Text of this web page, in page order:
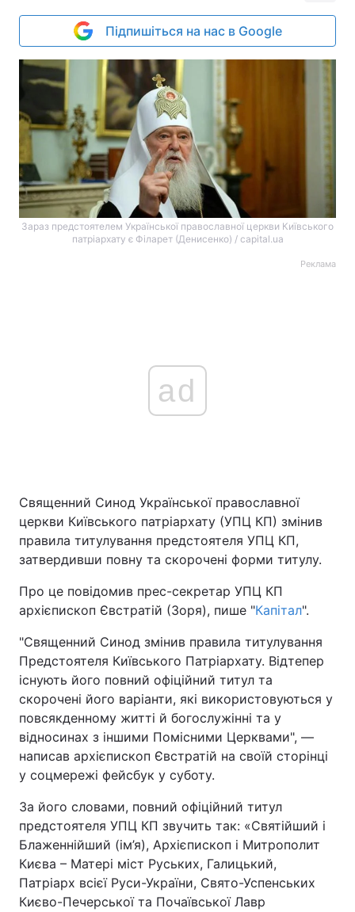
Підпишіться на нас в Google
Зараз предстоятелем Української православної церкви Київського
патріархату є Філарет (Денисенко) / capital.ua
Реклама
ad
Священний Синод Української православної
церкви Київського патріархату (УПЦ КП) змінив
правила титулування предстоятеля УПЦ КП,
затвердивши повну та скорочені форми титулу.
Про це повідомив прес-секретар УПЦ КП
архієпископ Євстратій (Зоря), пише "Капітал".
"Священний Синод змінив правила титулування
Предстоятеля Київського Патріархату. Відтепер
існують його повний офіційний титул та
скорочені його варіанти, які використовуються у
повсякденному житті й богослужінні та у
відносинах з іншими Помісними Церквами", —
написав архієпископ Євстратій на своїй сторінці
у соцмережі фейсбук у суботу.
За його словами, повний офіційний титул
предстоятеля УПЦ КП звучить так: «Святійший і
Блаженнійший (ім’я), Архієпископ і Митрополит
Києва – Матері міст Руських, Галицький,
Патріарх всієї Руси-України, Свято-Успенських
Києво-Печерської та Почаївської Лавр